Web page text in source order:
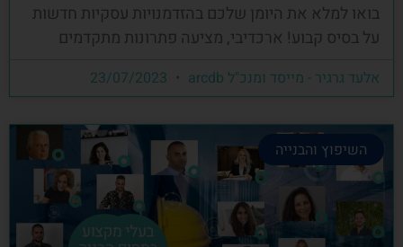
בואו למלא את היומן שלכם בהזדמנויות עסקיות חדשות
על בסיס קבוע! ארכדיבי, מציעה פתרונות מתקדמים
אלעד גרגיר - מייסד ומנכ"ל arcdb
השיפוץ והבנייה